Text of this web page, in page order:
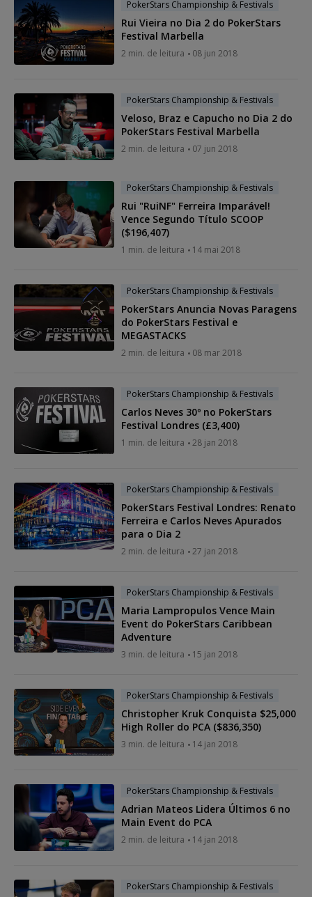
PokerStars Championship & Festivals
Rui Vieira no Dia 2 do PokerStars
Festival Marbella
2 min. de leitura 08 jun 2018
PokerStars Championship & Festivals
Veloso, Braz e Capucho no Dia 2 do
PokerStars Festival Marbella
2 min. de leitura 07 jun 2018
PokerStars Championship & Festivals
Rui "RuiNF" Ferreira Imparável!
Vence Segundo Título SCOOP
($196,407)
1 min. de leitura 14 mai 2018
PokerStars Championship & Festivals
PokerStars Anuncia Novas Paragens
do PokerStars Festival e
MEGASTACKS
2 min. de leitura 08 mar 2018
PokerStars Championship & Festivals
Carlos Neves 30º no PokerStars
Festival Londres (£3,400)
1 min. de leitura 28 jan 2018
PokerStars Championship & Festivals
PokerStars Festival Londres: Renato
Ferreira e Carlos Neves Apurados
para o Dia 2
2 min. de leitura 27 jan 2018
PokerStars Championship & Festivals
Maria Lampropulos Vence Main
Event do PokerStars Caribbean
Adventure
3 min. de leitura 15 jan 2018
PokerStars Championship & Festivals
Christopher Kruk Conquista $25,000
High Roller do PCA ($836,350)
3 min. de leitura 14 jan 2018
PokerStars Championship & Festivals
Adrian Mateos Lidera Últimos 6 no
Main Event do PCA
2 min. de leitura 14 jan 2018
PokerStars Championship & Festivals